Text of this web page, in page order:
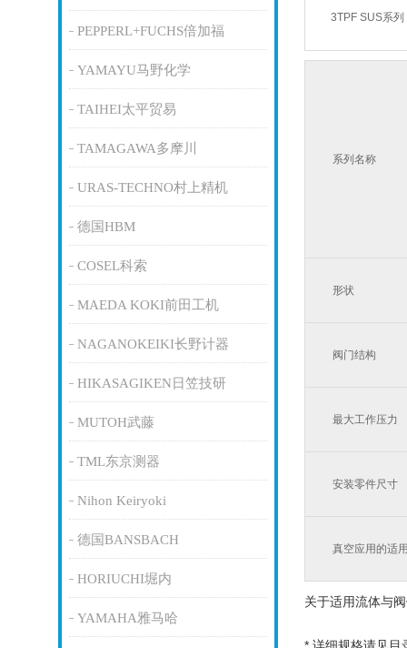
PEPPERL+FUCHS倍加福
YAMAYU马野化学
TAIHEI太平贸易
TAMAGAWA多摩川
URAS-TECHNO村上精机
德国HBM
COSEL科索
MAEDA KOKI前田工机
NAGANOKEIKI长野计器
HIKASAGIKEN日笠技研
MUTOH武藤
TML东京测器
Nihon Keiryoki
德国BANSBACH
HORIUCHI堀内
YAMAHA雅马哈
3TPF SUS系列
系列名称
形状
阀门结构
最大工作压力
安装零件尺寸
真空应用的适
关于适用流体与